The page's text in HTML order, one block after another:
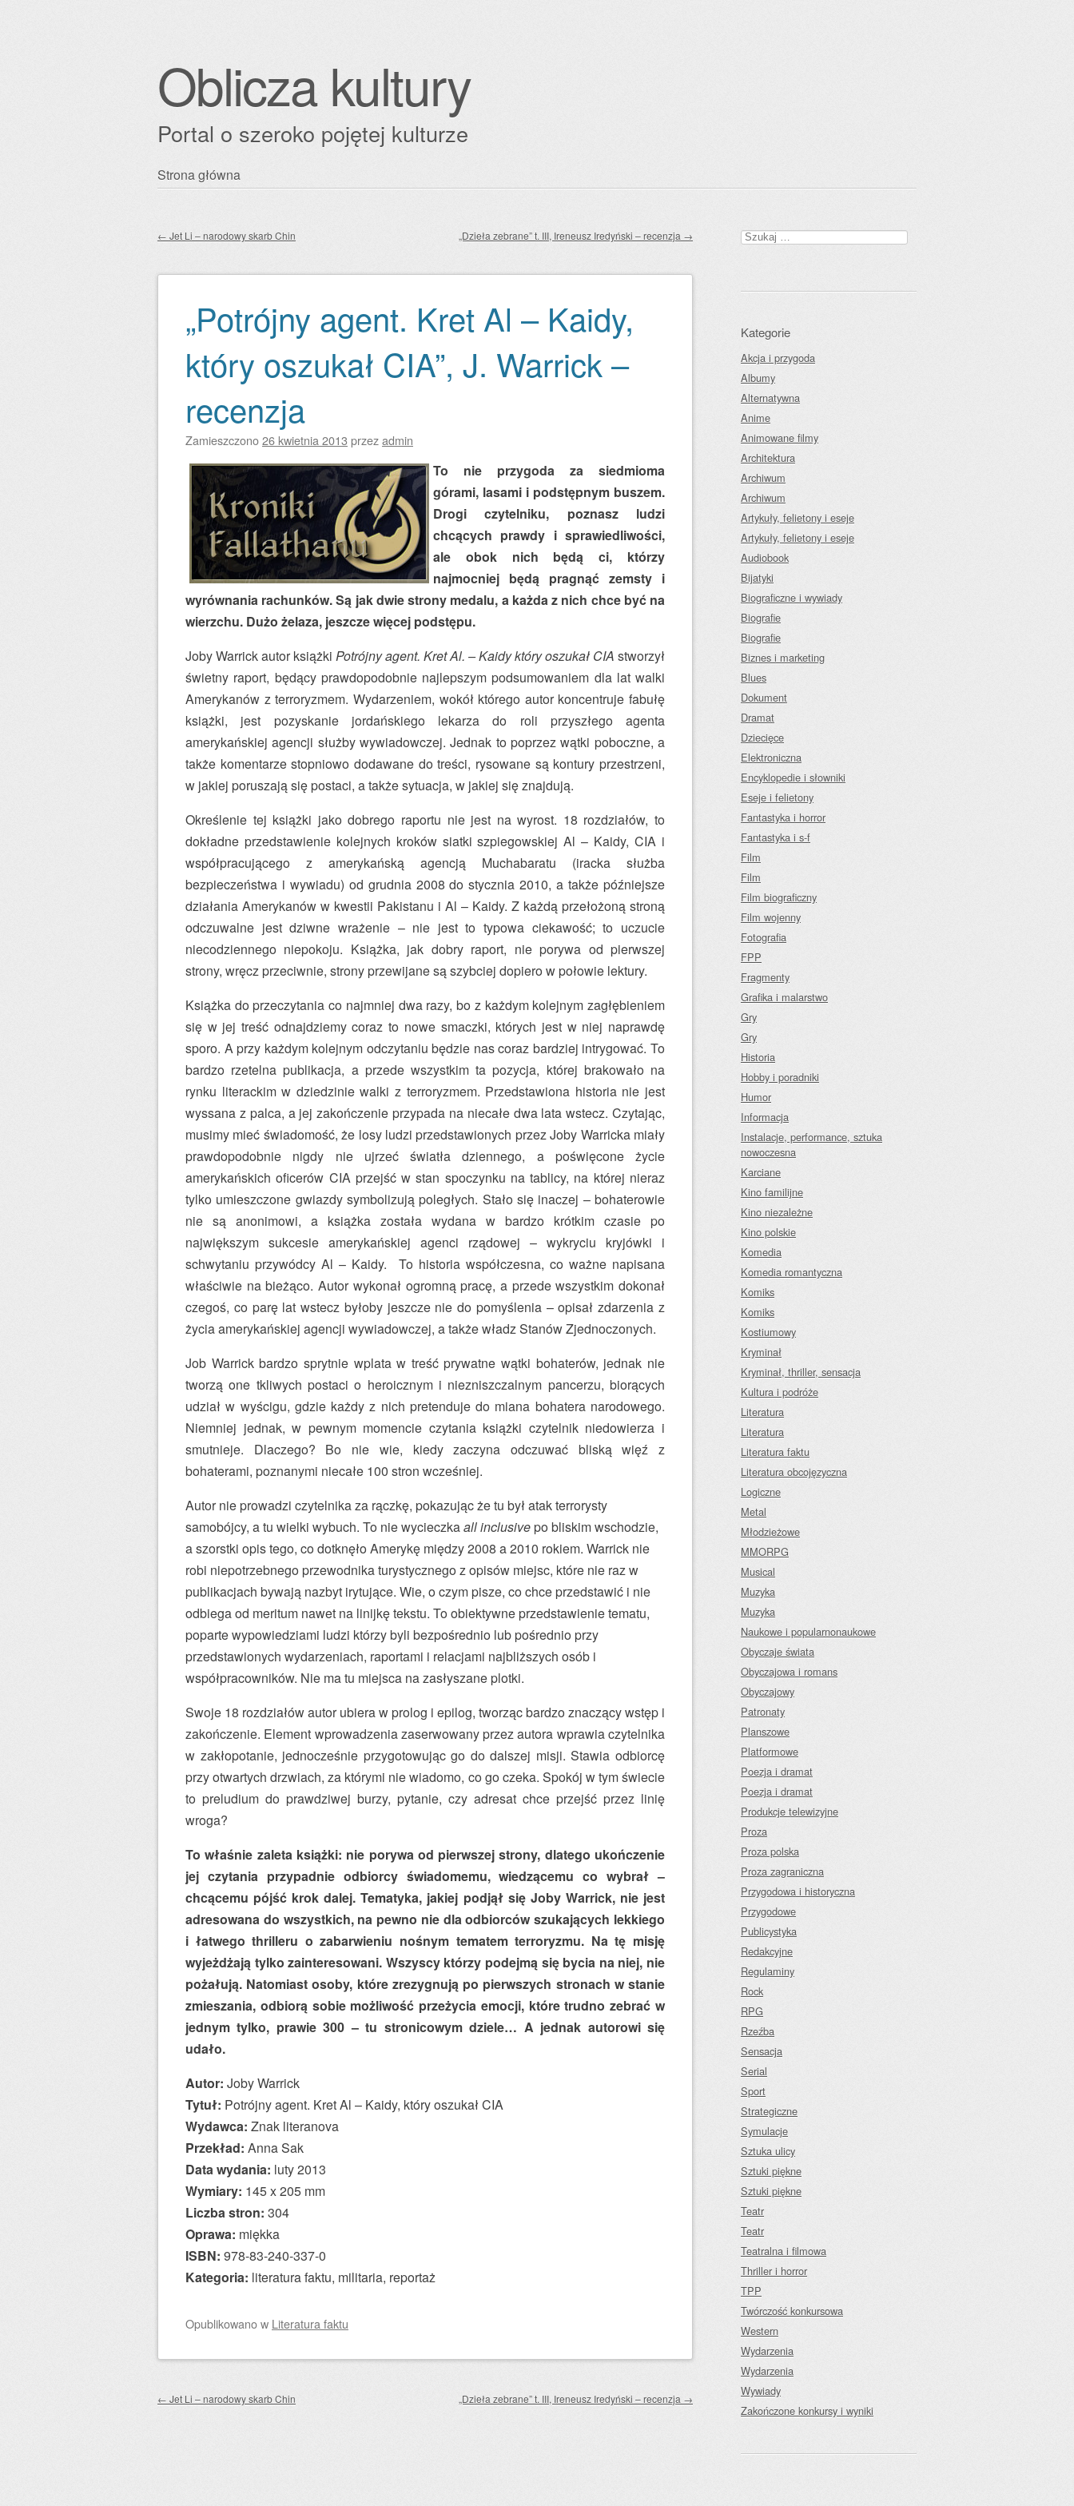
Oblicza kultury
Portal o szeroko pojętej kulturze
Przejdź
Strona główna
Zobacz wpisy
← Jet Li – narodowy skarb Chin „Dzieła zebrane” t. III, Ireneusz Iredyński – recenzja →
„Potrójny agent. Kret Al – Kaidy,
który oszukał CIA”, J. Warrick –
recenzja
Zamieszczono26 kwietnia 2013 przezadmin
To nie przygoda za siedmioma
górami, lasami i podstępnym buszem.
Drogi czytelniku, poznasz ludzi
chcących prawdy i sprawiedliwości,
ale obok nich będą ci, którzy
najmocniej będą pragnąć zemsty i
wyrównania rachunków. Są jak dwie strony medalu, a każda z nich chce być na
wierzchu. Dużo żelaza, jeszcze więcej podstępu.
Joby Warrick autor książki Potrójny agent. Kret Al. – Kaidy który oszukał CIA stworzył
świetny raport, będący prawdopodobnie najlepszym podsumowaniem dla lat walki
Amerykanów z terroryzmem. Wydarzeniem, wokół którego autor koncentruje fabułę
książki, jest pozyskanie jordańskiego lekarza do roli przyszłego agenta
amerykańskiej agencji służby wywiadowczej. Jednak to poprzez wątki poboczne, a
także komentarze stopniowo dodawane do treści, rysowane są kontury przestrzeni,
w jakiej poruszają się postaci, a także sytuacja, w jakiej się znajdują.
Określenie tej książki jako dobrego raportu nie jest na wyrost. 18 rozdziałów, to
dokładne przedstawienie kolejnych kroków siatki szpiegowskiej Al – Kaidy, CIA i
współpracującego z amerykańską agencją Muchabaratu (iracka służba
bezpieczeństwa i wywiadu) od grudnia 2008 do stycznia 2010, a także późniejsze
działania Amerykanów w kwestii Pakistanu i Al – Kaidy. Z każdą przełożoną stroną
odczuwalne jest dziwne wrażenie – nie jest to typowa ciekawość; to uczucie
niecodziennego niepokoju. Książka, jak dobry raport, nie porywa od pierwszej
strony, wręcz przeciwnie, strony przewijane są szybciej dopiero w połowie lektury.
Książka do przeczytania co najmniej dwa razy, bo z każdym kolejnym zagłębieniem
się w jej treść odnajdziemy coraz to nowe smaczki, których jest w niej naprawdę
sporo. A przy każdym kolejnym odczytaniu będzie nas coraz bardziej intrygować. To
bardzo rzetelna publikacja, a przede wszystkim ta pozycja, której brakowało na
rynku literackim w dziedzinie walki z terroryzmem. Przedstawiona historia nie jest
wyssana z palca, a jej zakończenie przypada na niecałe dwa lata wstecz. Czytając,
musimy mieć świadomość, że losy ludzi przedstawionych przez Joby Warricka miały
prawdopodobnie nigdy nie ujrzeć światła dziennego, a poświęcone życie
amerykańskich oficerów CIA przejść w stan spoczynku na tablicy, na której nieraz
tylko umieszczone gwiazdy symbolizują poległych. Stało się inaczej – bohaterowie
nie są anonimowi, a książka została wydana w bardzo krótkim czasie po
największym sukcesie amerykańskiej agenci rządowej – wykryciu kryjówki i
schwytaniu przywódcy Al – Kaidy. To historia współczesna, co ważne napisana
właściwie na bieżąco. Autor wykonał ogromną pracę, a przede wszystkim dokonał
czegoś, co parę lat wstecz byłoby jeszcze nie do pomyślenia – opisał zdarzenia z
życia amerykańskiej agencji wywiadowczej, a także władz Stanów Zjednoczonych.
Job Warrick bardzo sprytnie wplata w treść prywatne wątki bohaterów, jednak nie
tworzą one tkliwych postaci o heroicznym i niezniszczalnym pancerzu, biorących
udział w wyścigu, gdzie każdy z nich pretenduje do miana bohatera narodowego.
Niemniej jednak, w pewnym momencie czytania książki czytelnik niedowierza i
smutnieje. Dlaczego? Bo nie wie, kiedy zaczyna odczuwać bliską więź z
bohaterami, poznanymi niecałe 100 stron wcześniej.
Autor nie prowadzi czytelnika za rączkę, pokazując że tu był atak terrorysty
samobójcy, a tu wielki wybuch. To nie wycieczkaall inclusivepo bliskim wschodzie,
a szorstki opis tego, co dotknęło Amerykę między 2008 a 2010 rokiem. Warrick nie
robi niepotrzebnego przewodnika turystycznego z opisów miejsc, które nie raz w
publikacjach bywają nazbyt irytujące. Wie, o czym pisze, co chce przedstawić i nie
odbiega od meritum nawet na linijkę tekstu. To obiektywne przedstawienie tematu,
poparte wypowiedziami ludzi którzy byli bezpośrednio lub pośrednio przy
przedstawionych wydarzeniach, raportami i relacjami najbliższych osób i
współpracowników. Nie ma tu miejsca na zasłyszane plotki.
Swoje 18 rozdziałów autor ubiera w prolog i epilog, tworząc bardzo znaczący wstęp i
zakończenie. Element wprowadzenia zaserwowany przez autora wprawia czytelnika
w zakłopotanie, jednocześnie przygotowując go do dalszej misji. Stawia odbiorcę
przy otwartych drzwiach, za którymi nie wiadomo, co go czeka. Spokój w tym świecie
to preludium do prawdziwej burzy, pytanie, czy adresat chce przejść przez linię
wroga?
To właśnie zaleta książki: nie porywa od pierwszej strony, dlatego ukończenie
jej czytania przypadnie odbiorcy świadomemu, wiedzącemu co wybrał –
chcącemu pójść krok dalej. Tematyka, jakiej podjął się Joby Warrick, nie jest
adresowana do wszystkich, na pewno nie dla odbiorców szukających lekkiego
i łatwego thrilleru o zabarwieniu nośnym tematem terroryzmu. Na tę misję
wyjeżdżają tylko zainteresowani. Wszyscy którzy podejmą się bycia na niej, nie
pożałują. Natomiast osoby, które zrezygnują po pierwszych stronach w stanie
zmieszania, odbiorą sobie możliwość przeżycia emocji, które trudno zebrać w
jednym tylko, prawie 300 – tu stronicowym dziele… A jednak autorowi się
udało.
Autor: Joby Warrick
Tytuł: Potrójny agent. Kret Al – Kaidy, który oszukał CIA
Wydawca: Znak literanova
Przekład: Anna Sak
Data wydania: luty 2013
Wymiary: 145 x 205 mm
Liczba stron: 304
Oprawa: miękka
ISBN: 978-83-240-337-0
Kategoria: literatura faktu, militaria, reportaż
Opublikowanow Literatura faktu
Zobacz wpisy
← Jet Li – narodowy skarb Chin „Dzieła zebrane” t. III, Ireneusz Iredyński – recenzja →
Szukaj:
Kategorie
Akcja i przygoda
Albumy
Alternatywna
Anime
Animowane filmy
Architektura
Archiwum
Archiwum
Artykuły, felietony i eseje
Artykuły, felietony i eseje
Audiobook
Bijatyki
Biograficzne i wywiady
Biografie
Biografie
Biznes i marketing
Blues
Dokument
Dramat
Dziecięce
Elektroniczna
Encyklopedie i słowniki
Eseje i felietony
Fantastyka i horror
Fantastyka i s-f
Film
Film
Film biograficzny
Film wojenny
Fotografia
FPP
Fragmenty
Grafika i malarstwo
Gry
Gry
Historia
Hobby i poradniki
Humor
Informacja
Instalacje, performance, sztuka
nowoczesna
Karciane
Kino familijne
Kino niezależne
Kino polskie
Komedia
Komedia romantyczna
Komiks
Komiks
Kostiumowy
Kryminał
Kryminał, thriller, sensacja
Kultura i podróże
Literatura
Literatura
Literatura faktu
Literatura obcojęzyczna
Logiczne
Metal
Młodzieżowe
MMORPG
Musical
Muzyka
Muzyka
Naukowe i popularnonaukowe
Obyczaje świata
Obyczajowa i romans
Obyczajowy
Patronaty
Planszowe
Platformowe
Poezja i dramat
Poezja i dramat
Produkcje telewizyjne
Proza
Proza polska
Proza zagraniczna
Przygodowa i historyczna
Przygodowe
Publicystyka
Redakcyjne
Regulaminy
Rock
RPG
Rzeźba
Sensacja
Serial
Sport
Strategiczne
Symulacje
Sztuka ulicy
Sztuki piękne
Sztuki piękne
Teatr
Teatr
Teatralna i filmowa
Thriller i horror
TPP
Twórczość konkursowa
Western
Wydarzenia
Wydarzenia
Wywiady
Zakończone konkursy i wyniki